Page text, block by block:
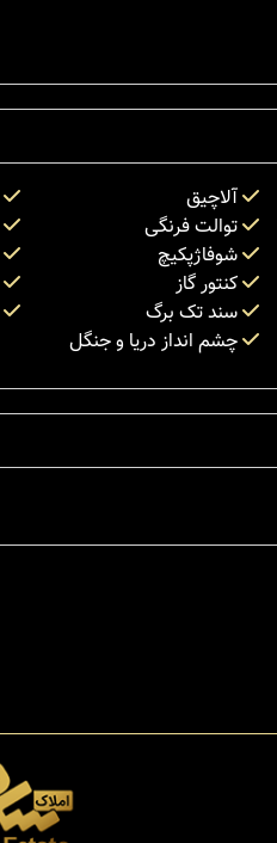
آلاچیق
توالت فرنگی
شوفاژپکیچ
کنتور گاز
سند تک برگ
چشم انداز دریا و جنگل